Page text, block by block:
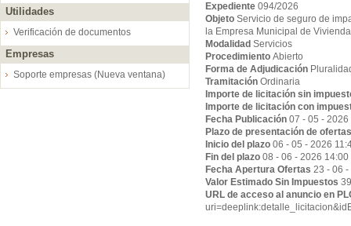
Utilidades
Verificación de documentos
Empresas
Soporte empresas (Nueva ventana)
Expediente 094/2026
Objeto Servicio de seguro de
la Empresa Municipal de
Modalidad Servicios
Procedimiento Abierto
Forma de Adjudicación
Tramitación Ordinaria
Importe de licitación sin
Importe de licitación con
Fecha Publicación 07 - 05 - 2026
Plazo de presentación de ofertas
Inicio del plazo 06 - 05 - 2026
Fin del plazo 08 - 06 - 2026 14:00
Fecha Apertura Ofertas 23 - 06
Valor Estimado Sin Impuestos
URL de acceso al anuncio en